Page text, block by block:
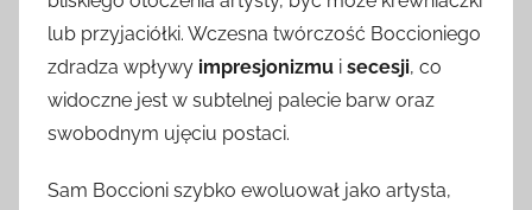
lub przyjaciółki. Wczesna twórczość Boccioniego
zdradza wpływy impresjonizmu i secesji, co
widoczne jest w subtelnej palecie barw oraz
swobodnym ujęciu postaci.
Sam Boccioni szybko ewoluował jako artysta,